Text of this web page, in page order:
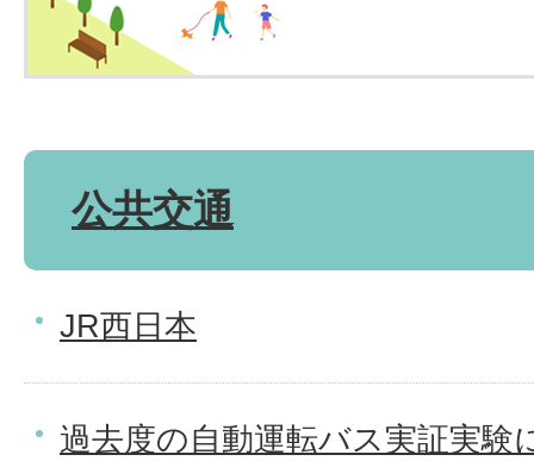
公共交通
JR西日本
過去度の自動運転バス実証実験